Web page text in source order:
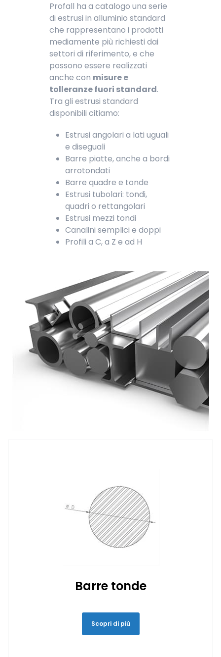
Profall ha a catalogo una serie
di estrusi in alluminio standard
che rappresentano i prodotti
mediamente più richiesti dai
settori di riferimento, e che
possono essere realizzati
anche con misure e
tolleranze fuori standard.
Tra gli estrusi standard
disponibili citiamo:
Estrusi angolari a lati uguali
e diseguali
Barre piatte, anche a bordi
arrotondati
Barre quadre e tonde
Estrusi tubolari: tondi,
quadri o rettangolari
Estrusi mezzi tondi
Canalini semplici e doppi
Profili a C, a Z e ad H
Barre tonde
Scopri di più